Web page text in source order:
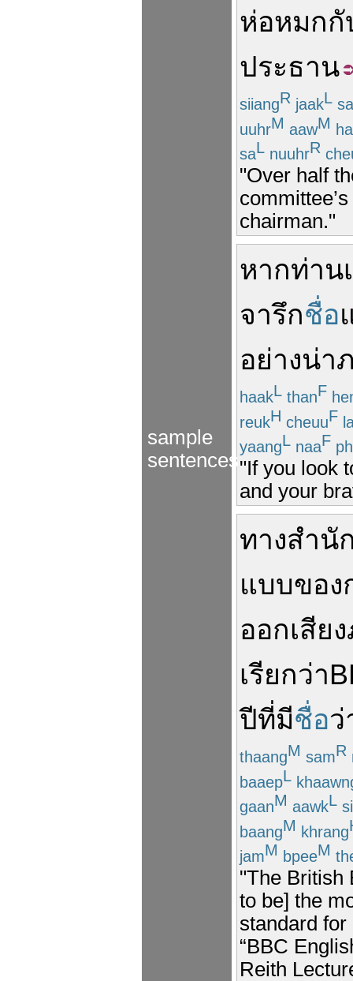
sample
sentences
ห่อหมกกั
ประธาน
siiangR jaakL sa
uuhrM aawM
saL nuuhrR
"Over half
chairman."
หากท่าน
จารึกชื่อ
อย่างน่า
haakL thanF
reukH cheuuF
yaangL naaF
"If you look
and your
ทางสำนั
แบบของ
ออกเสียง
เรียกว่า
ปีที่มีชื่อว่
thaangM samR
baaepL
gaanM aawkL
baangM khrang
jamM bpeeM
"The British
to be] the
standard
“BBC
Reith